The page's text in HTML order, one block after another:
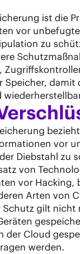
ist die
vor
zu
Speicher, damit
vor
Diebstahl zu
von
vor Hacking,
Arten von
Schutz gilt nicht
der Cloud
werden.